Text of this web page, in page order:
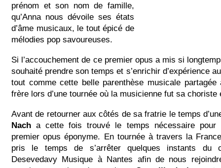
prénom et son nom de famille,
qu’Anna nous dévoile ses états
d’âme musicaux, le tout épicé de
mélodies pop savoureuses.
Si l’accouchement de ce premier opus a mis si
souhaité prendre son temps et s’enrichir d’expérience
tout comme cette belle parenthèse musicale
frère lors d’une tournée où la musicienne fut sa choriste
Avant de retourner aux côtés de sa fratrie le temps
Nach a cette fois trouvé le temps nécessaire pour
premier opus éponyme. En tournée à travers la
pris le temps de s’arrêter quelques instants du
Desevedavy Musique à Nantes afin de nous